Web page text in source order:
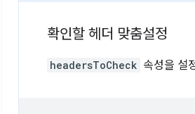
확인할 헤더 맞춤설정
headersToCheck 속성을 설